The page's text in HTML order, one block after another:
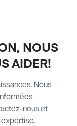
NOUS
AIDER!
Nous
nous et